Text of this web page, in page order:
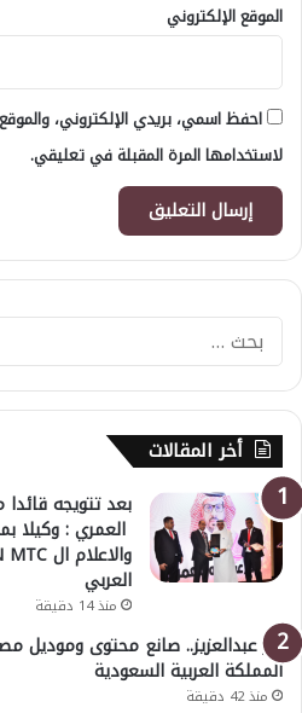
الموقع الإلكتروني
احفظ اسمي، بريدي الإلكتروني،
لاستخدامها المرة المقبلة في تعليقي.
أخر المقالات
بعد تتويجه
العمري : وكيلا
العربي
منذ 14 دقيقة
بدر عبدالعزيز.. صانع محتوى وموديل
المملكة العربية السعودية
منذ 42 دقيقة